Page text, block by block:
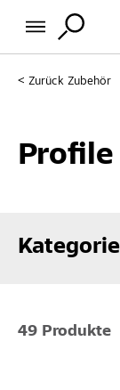
Zurück Zubehör
Profile
49 Produkte